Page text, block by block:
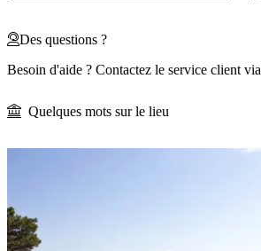
Des questions ?
Besoin d'aide ? Contactez le service client via
Quelques mots sur le lieu